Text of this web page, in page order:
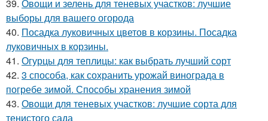
39. Овощи и зелень для теневых участков: лучшие
выборы для вашего огорода
40. Посадка луковичных цветов в корзины. Посадка
луковичных в корзины.
41. Огурцы для теплицы: как выбрать лучший сорт
42. 3 способа, как сохранить урожай винограда в
погребе зимой. Способы хранения зимой
43. Овощи для теневых участков: лучшие сорта для
тенистого сада